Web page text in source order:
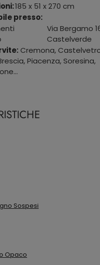
185 x 51 x 270 cm
presso:
Via Bergamo
Castelverde
Cremona,
Piacenza, Soresina,
Sospesi
Opaco